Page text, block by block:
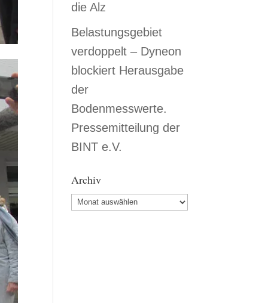
die Alz
Belastungsgebiet
verdoppelt – Dyneon
blockiert Herausgabe
der
Bodenmesswerte.
Pressemitteilung der
BINT e.V.
Archiv
Archiv